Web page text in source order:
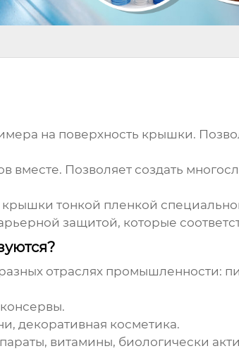
на поверхность крышки.
вместе. Позволяет создать
тонкой пленкой
защитой, которые
отраслях промышленности:
декоративная косметика.
витамины, биологически